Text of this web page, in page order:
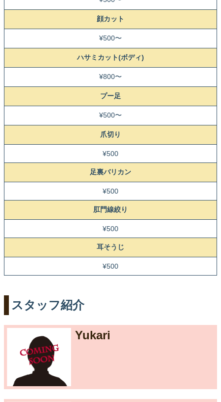
顔カット
¥500〜
ハサミカット(ボディ)
¥800〜
プー足
¥500〜
爪切り
¥500
足裏バリカン
¥500
肛門線絞り
¥500
耳そうじ
¥500
スタッフ紹介
Yukari